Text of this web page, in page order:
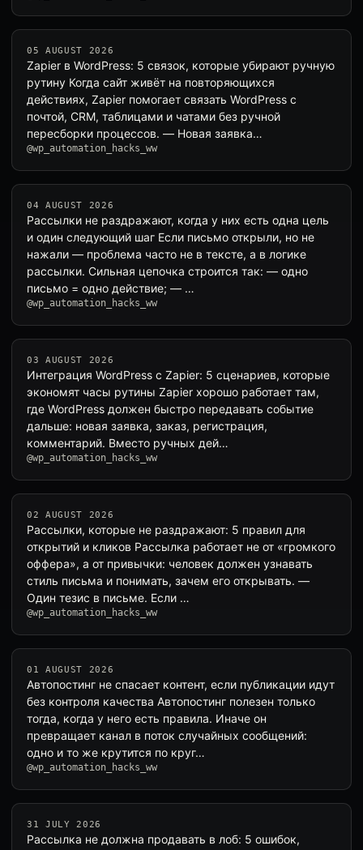
05 AUGUST 2026
Zapier в WordPress: 5 связок, которые убирают ручную
рутину Когда сайт живёт на повторяющихся
действиях, Zapier помогает связать WordPress с
почтой, CRM, таблицами и чатами без ручной
пересборки процессов. — Новая заявка…
@wp_automation_hacks_ww
04 AUGUST 2026
Рассылки не раздражают, когда у них есть одна цель
и один следующий шаг Если письмо открыли, но не
нажали — проблема часто не в тексте, а в логике
рассылки. Сильная цепочка строится так: — одно
письмо = одно действие; — …
@wp_automation_hacks_ww
03 AUGUST 2026
Интеграция WordPress с Zapier: 5 сценариев, которые
экономят часы рутины Zapier хорошо работает там,
где WordPress должен быстро передавать событие
дальше: новая заявка, заказ, регистрация,
комментарий. Вместо ручных дей…
@wp_automation_hacks_ww
02 AUGUST 2026
Рассылки, которые не раздражают: 5 правил для
открытий и кликов Рассылка работает не от «громкого
оффера», а от привычки: человек должен узнавать
стиль письма и понимать, зачем его открывать. —
Один тезис в письме. Если …
@wp_automation_hacks_ww
01 AUGUST 2026
Автопостинг не спасает контент, если публикации идут
без контроля качества Автопостинг полезен только
тогда, когда у него есть правила. Иначе он
превращает канал в поток случайных сообщений:
одно и то же крутится по круг…
@wp_automation_hacks_ww
31 JULY 2026
Рассылка не должна продавать в лоб: 5 ошибок,